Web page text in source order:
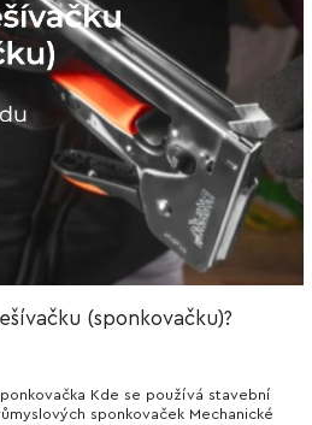
(sponkovačku)?
Kde se používá stavební
sponkovaček Mechanické